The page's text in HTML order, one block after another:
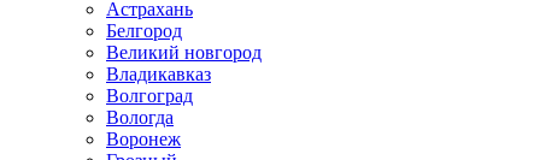
Астрахань
Белгород
Великий новгород
Владикавказ
Волгоград
Вологда
Воронеж